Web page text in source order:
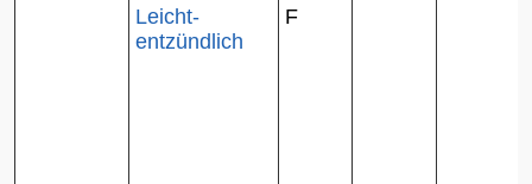
Leicht-
entzündlich
F